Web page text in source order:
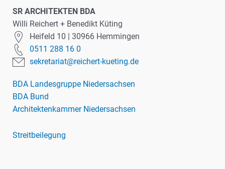
SR ARCHITEKTEN BDA
Willi Reichert + Benedikt Küting
Heifeld 10 | 30966 Hemmingen
0511 288 16 0
sekretariat@reichert-kueting.de
BDA Landesgruppe Niedersachsen
BDA Bund
Architektenkammer Niedersachsen
Streitbeilegung